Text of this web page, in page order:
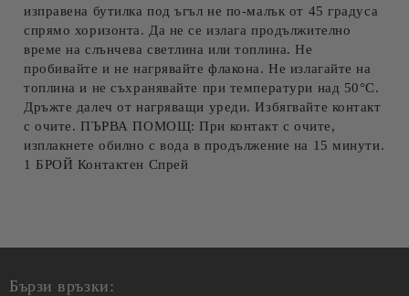
изправена бутилка под ъгъл не по-малък от 45 градуса
спрямо хоризонта. Да не се излага продължително
време на слънчева светлина или топлина. Не
пробивайте и не нагрявайте флакона. Не излагайте на
топлина и не съхранявайте при температури над 50°C.
Дръжте далеч от нагряващи уреди. Избягвайте контакт
с очите. ПЪРВА ПОМОЩ: При контакт с очите,
изплакнете обилно с вода в продължение на 15 минути.
1 БРОЙ Контактен Спрей
Бързи връзки: